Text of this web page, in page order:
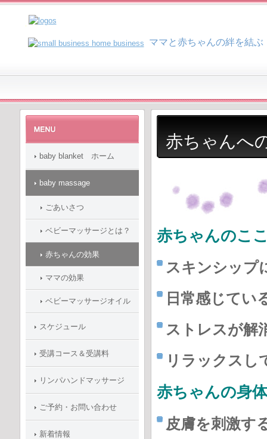
ママと赤ちゃんの絆を結
赤ちゃんへ
赤ちゃんのこ
スキンシップ
日常感じてい
ストレスが解
リラックスし
赤ちゃんの身
皮膚を刺激す
baby blanket ホーム
baby massage
ごあいさつ
ベビーマッサージとは？
赤ちゃんの効果
ママの効果
ベビーマッサージオイル
スケジュール
受講コース＆受講料
リンパハンドマッサージ
ご予約・お問い合わせ
新着情報